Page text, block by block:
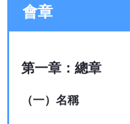
會章
第一章：總章
（一）名稱